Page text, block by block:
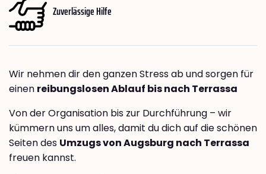
Zuverlässige Hilfe
Wir nehmen dir den ganzen Stress ab und sorgen für
einen reibungslosen Ablauf bis nach Terrassa
Von der Organisation bis zur Durchführung – wir
kümmern uns um alles, damit du dich auf die schönen
Seiten des Umzugs von Augsburg nach Terrassa
freuen kannst.